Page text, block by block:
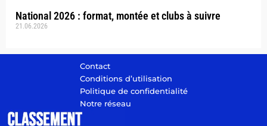
National 2026 : format, montée et clubs à suivre
21.06.2026
Contact
Conditions d’utilisation
Politique de confidentialité
Notre réseau